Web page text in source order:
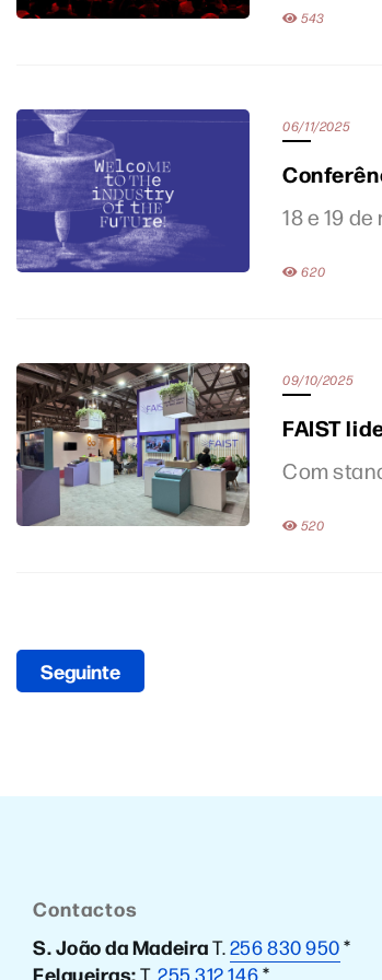
543
06/11/2025
18 e 19
620
09/10/2025
FAIST
Com
520
Seguinte
Contactos
S. João da MadeiraT.256 830 950*
Felgueiras:T.255 312 146*